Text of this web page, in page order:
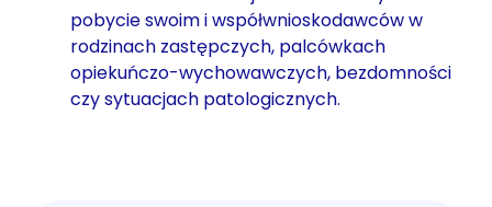
pobycie swoim i współwnioskodawców w
rodzinach zastępczych, palcówkach
opiekuńczo-wychowawczych, bezdomności
czy sytuacjach patologicznych.